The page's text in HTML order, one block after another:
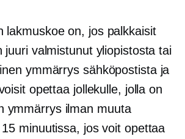
lakmuskoe on, jos palkkaisit
juuri valmistunut yliopistosta tai
ymmärrys sähköpostista ja
opettaa jollekulle, jolla on
ymmärrys ilman muuta
minuutissa, jos voit opettaa